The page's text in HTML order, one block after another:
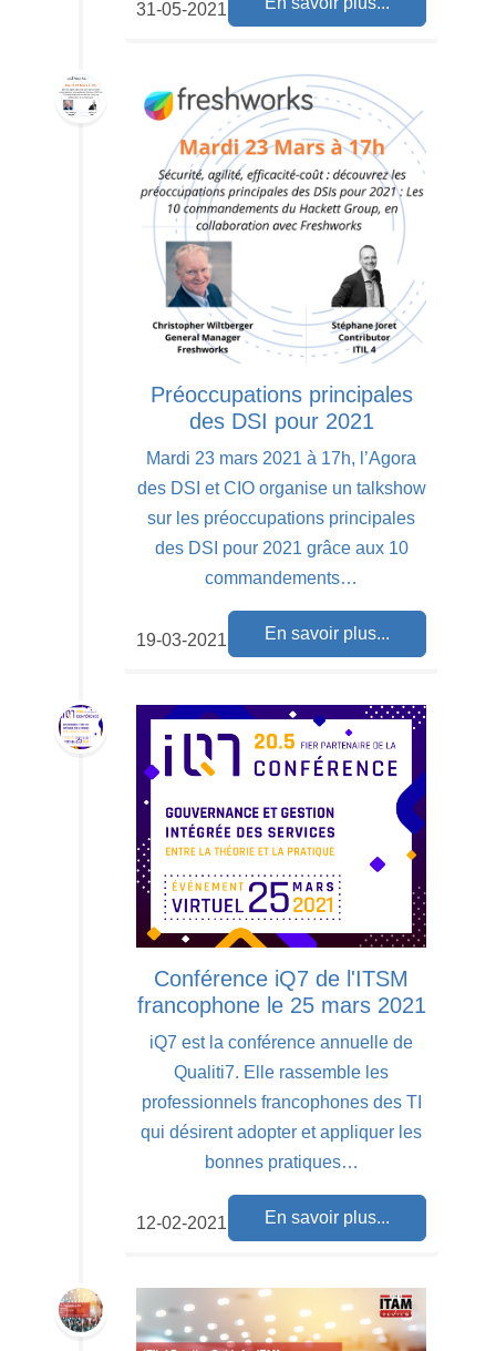
31-05-2021
Préoccupations principales
des DSI pour 2021
Mardi 23 mars 2021 à 17h, l’Agora
des DSI et CIO organise un talkshow
sur les préoccupations principales
des DSI pour 2021 grâce aux 10
commandements…
En savoir plus...
19-03-2021
Conférence iQ7 de l'ITSM
francophone le 25 mars 2021
iQ7 est la conférence annuelle de
Qualiti7. Elle rassemble les
professionnels francophones des TI
qui désirent adopter et appliquer les
bonnes pratiques…
En savoir plus...
12-02-2021